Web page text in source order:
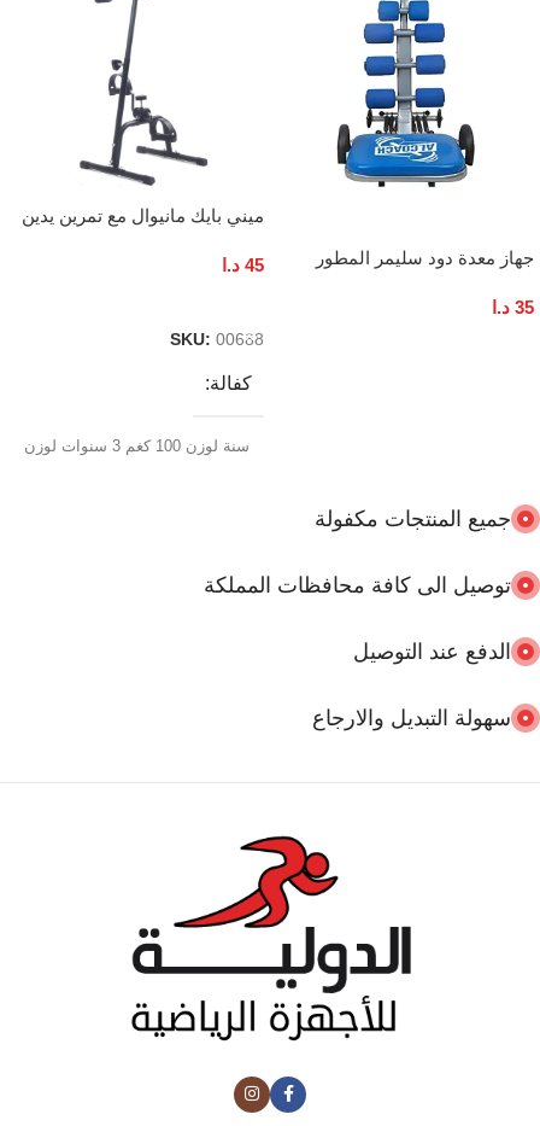
جهاز معدة دود سليمر المطور
35 د.ا
ميني بايك مانيوال مع تمرين يدين
45 د.ا
SKU: 00688
كفالة
سنة لوزن 100 كغم 3 سنوات لوزن
سعر 55 دينار
جميع المنتجات مكفولة
توصيل الى كافة محافظات المملكة
الدفع عند التوصيل
سهولة التبديل والارجاع